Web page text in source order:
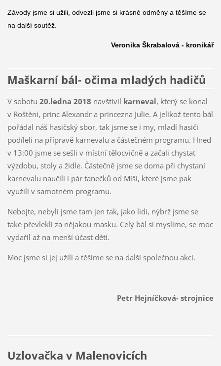
Závody jsme si užili, odvezli jsme si krásné odměny a těšíme se
na další soutěž.
Veronika Škrabalová - kronikář
Maškarní bál- očima mladých hadičů
V sobotu 20.ledna 2018 navštívil karneval, který se konal
v Roštění, princ Alexandr a princezna Julie. A jelikož tento bál
pořádal náš hasičský sbor, tak jsme se i my, mladí hasiči
podíleli na přípravě karnevalu a částečném programu. Hned
v 13:00 jsme se sešli v místní tělocvičně a začali chystat
výzdobu, stoly a židle. Částečně jsme se doma při chystaní
karnevalu naučili i pár tanečků od Míši, které jsme pak
využili v samotném programu.
Nebojte, nebyli jsme tam jen tak, jako lidi, nýbrž jsme se
také převlekli za nějakou masku. Celý bál si myslíme, se moc
vydařil až na menší účast dětí.
Moc jsme si jej užili a těšíme se na další společnou akci.
Petr Hejníčková- strojnice
Uzlovačka v Malenovicích